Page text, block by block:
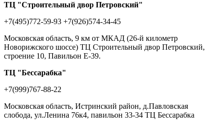
ТЦ "Строительный двор Петровский"
+7(495)772-59-93 +7(926)574-34-45
Московская область, 9 км от МКАД (26-й километр
Новорижского шоссе) ТЦ Строительный двор Петровский,
строение 10, Павильон Е-39.
ТЦ "Бессарабка"
+7(999)767-88-22
Московская область, Истринский район, д.Павловская
слобода, ул.Ленина 76к4, павильон 33-34 ТЦ Бессарабка